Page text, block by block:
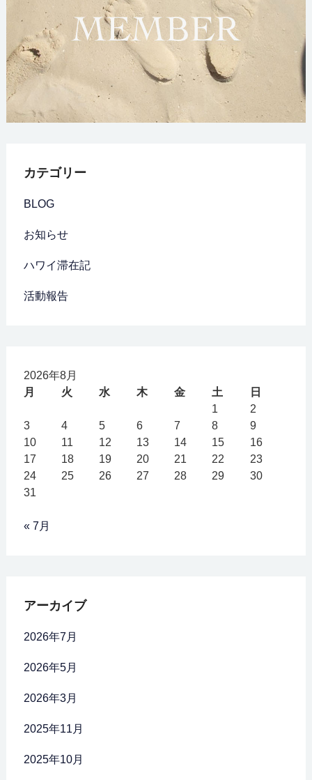
カテゴリー
BLOG
お知らせ
ハワイ滞在記
活動報告
2026年8月
月
火 水 木 金 土
日
1
2
3
4 5 6 7 8
9
10
11 12 13 14 15
16
17
18 19 20 21 22
23
24
25 26 27 28 29
30
31
« 7月
アーカイブ
2026年7月
2026年5月
2026年3月
2025年11月
2025年10月